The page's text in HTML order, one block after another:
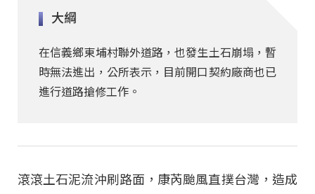
大綱
在信義鄉東埔村聯外道路，也發生土石崩塌，暫
時無法進出，公所表示，目前開口契約廠商也已
進行道路搶修工作。
滾滾土石泥流沖刷路面，康芮颱風直撲台灣，造成